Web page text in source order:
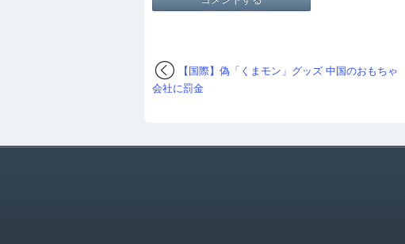
【国際】偽「くまモン」グッズ 中国のおもちゃ
会社に罰金